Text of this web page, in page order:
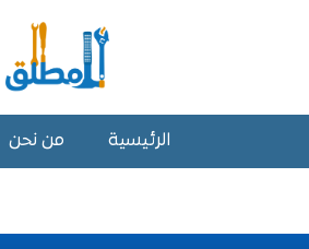
الرئيسية من نحن